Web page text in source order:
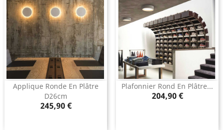
Applique Ronde En Plâtre
D26cm
Prix
245,90 €
Plafonnier Rond En Plâtre...
Prix
204,90 €